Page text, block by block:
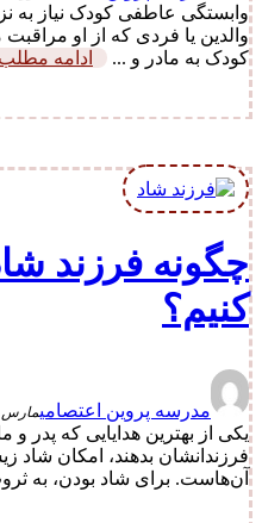
وابستگی عاطفی کودک نیاز به
والدین یا فردی که از او
کودک به مادر و ...
ادامه مطلب
چگونه فرزند
کنیم؟
مدرسه پروین اعتصامیمارس 4, 2024
یکی از بهترین هدایایی که پدر و
فرزندانشان بدهند، امکان شاد
آن‌هاست. برای شاد بودن، به